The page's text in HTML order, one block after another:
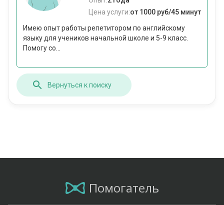
Цена услуги:от 1000 руб/45 минут
Имею опыт работы репетитором по английскому
языку для учеников начальной школе и 5-9 класс.
Помогу со...
Вернуться к поиску
Помогатель